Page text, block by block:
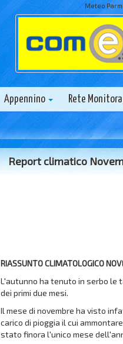
Meteo
Appennino Rete
Report climatico
RIASSUNTO CLIMATOLOGICO
L'autunno ha tenuto in serbo le
dei primi due mesi.
Il mese di novembre ha visto
carico di pioggia il cui
stato finora l'unico mese